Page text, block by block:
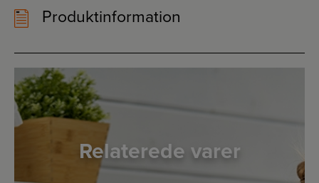
Produktinformation
Relaterede varer